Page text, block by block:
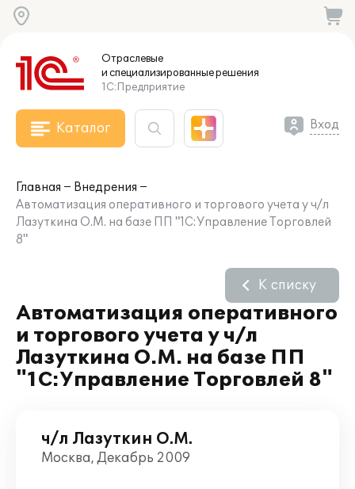
Отраслевые
и специализированныерешения
1С:Предприятие
Каталог Вход
Главная
Внедрения
Автоматизация оперативного и торгового учета у ч/л
Лазуткина О.М. на базе ПП "1С:Управление Торговлей
8"
Автоматизация оперативного
и торгового учета у ч/л
Лазуткина О.М. на базе ПП
"1С:Управление Торговлей 8"
К списку
ч/л Лазуткин О.М.
Москва, Декабрь 2009